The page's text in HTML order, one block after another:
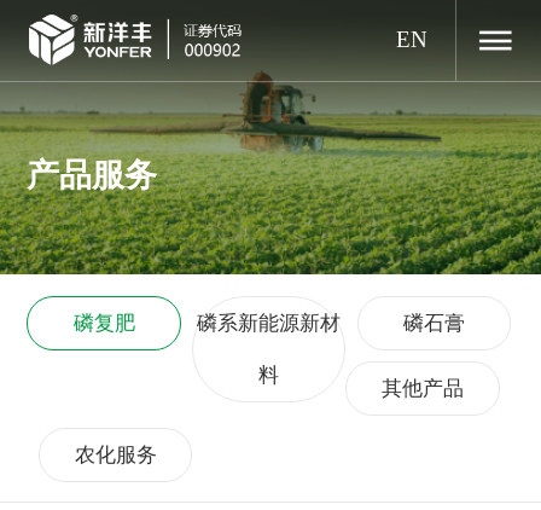
EN
产品服务
磷复肥 磷系新能源新材
料
磷石膏
其他产品
农化服务